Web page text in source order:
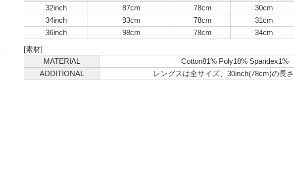
32inch
87cm 78cm
30cm
34inch
93cm 78cm
31cm
36inch
98cm 78cm
34cm
[素材]
MATERIAL
Cotton81% Poly18% Spandex1%
ADDITIONAL
レングスは全サイズ、30inch(78cm)の長